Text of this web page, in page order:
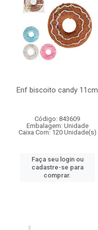
Enf biscoito candy 11cm
Código: 843609
Embalagem: Unidade
Caixa Com: 120 Unidade(s)
Faça seu login ou
cadastre-se para
comprar.